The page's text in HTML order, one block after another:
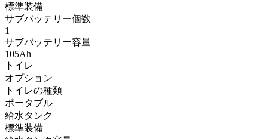
標準装備
サブバッテリー個数
1
サブバッテリー容量
105Ah
トイレ
オプション
トイレの種類
ポータブル
給水タンク
標準装備